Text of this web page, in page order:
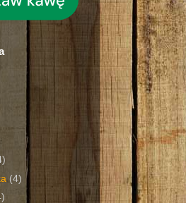
(4)